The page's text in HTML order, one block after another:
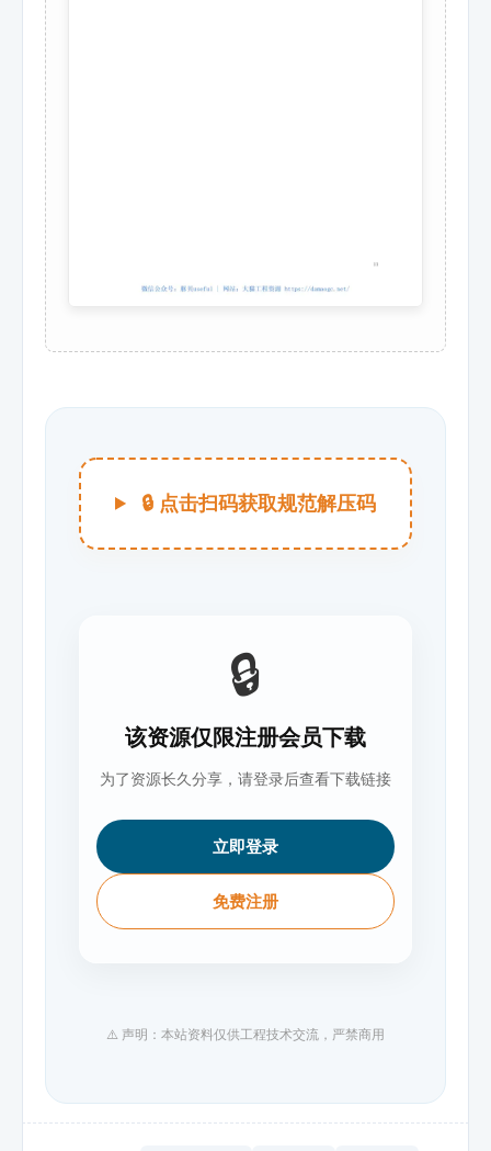
🔒 点击扫码获取规范解压码
🔒
该资源仅限注册会员下载
为了资源长久分享，请登录后查看下载链接
立即登录
免费注册
⚠️ 声明：本站资料仅供工程技术交流，严禁商用